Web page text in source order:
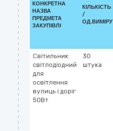
КОНКРЕТНА
НАЗВА
ПРЕДМЕТА
ЗАКУПІВЛІ
КІЛЬКІСТЬ
/
ОД.ВИМІРУ
Світильник
світлодіодний
для
освітлення
вулиць і доріг
50Вт
30
штука